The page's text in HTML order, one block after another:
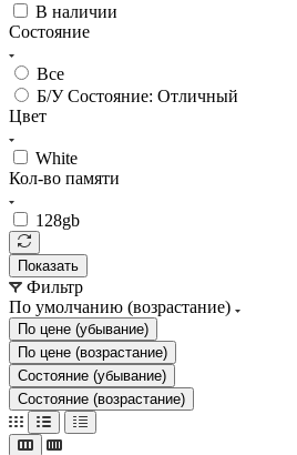
В наличии
Состояние
Все
Б/У Состояние: Отличный
Цвет
White
Кол-во памяти
128gb
Показать
Фильтр
По умолчанию (возрастание)
По цене (убывание)
По цене (возрастание)
Состояние (убывание)
Состояние (возрастание)